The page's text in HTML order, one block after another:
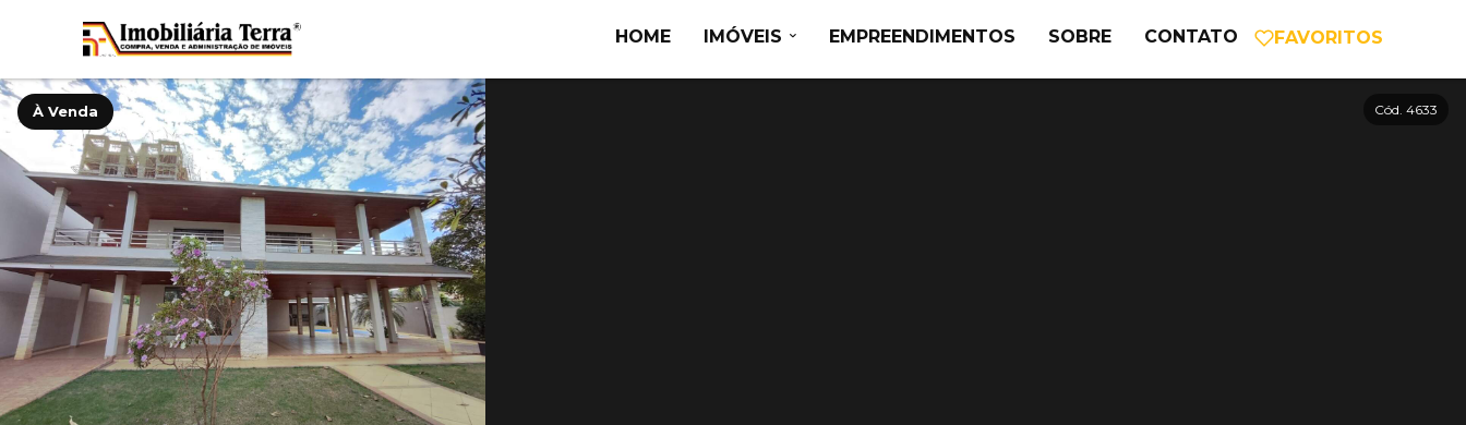
HOME IMÓVEIS EMPREENDIMENTOS SOBRE CONTATO FAVORITOS
À Venda Cód. 4633